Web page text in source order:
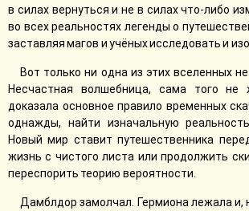
в силах вернуться и не в силах что-либо
во всех реальностях легенды о
заставляя магов и учёных исследовать и
Вот только ни одна из этих вселенных
Несчастная волшебница, сама того не
доказала основное правило временных
однажды, найти изначальную
Новый мир ставит путешественника
жизнь с чистого листа или продолжить
переспорить теорию вероятности.
Дамблдор замолчал. Гермиона лежала и,